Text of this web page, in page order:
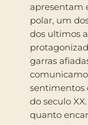
apresentam
polar, um
dos ultimos
garras
sentimentos
do seculo
quanto